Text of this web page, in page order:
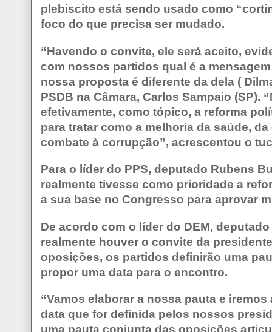
plebiscito está sendo usado como
foco do que precisa ser mudado.
“Havendo o convite, ele será aceito,
com nossos partidos qual é a
nossa proposta é diferente da dela (
PSDB na Câmara, Carlos Sampaio (SP).
efetivamente, como tópico, a reforma
para tratar como a melhoria da saúde,
combate à corrupção”, acrescentou o
Para o líder do PPS, deputado Rubens
realmente tivesse como prioridade a
a sua base no Congresso para aprovar
De acordo com o líder do DEM,
realmente houver o convite da
oposições, os partidos definirão uma
propor uma data para o encontro.
“Vamos elaborar a nossa pauta e
data que for definida pelos nossos
uma pauta conjunta das oposições